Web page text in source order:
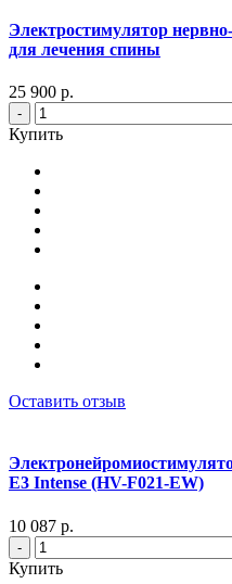
Электростимулятор
для лечения спины
25 900 р.
-
Купить
Оставить отзыв
Е3 Intense (HV-F021-EW)
10 087 р.
-
Купить